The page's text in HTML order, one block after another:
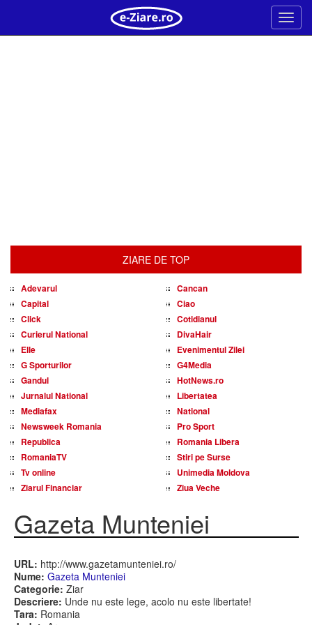
Meniu
ZIARE DE TOP
Adevarul
Cancan
Capital
Ciao
Click
Cotidianul
Curierul National
DivaHair
Elle
Evenimentul Zilei
G Sporturilor
G4Media
Gandul
HotNews.ro
Jurnalul National
Libertatea
Mediafax
National
Newsweek Romania
Pro Sport
Republica
Romania Libera
RomaniaTV
Stiri pe Surse
Tv online
Unimedia Moldova
Ziarul Financiar
Ziua Veche
Gazeta Munteniei
URL: http://www.gazetamunteniei.ro/
Nume: Gazeta Munteniei
Categorie: Ziar
Descriere: Unde nu este lege, acolo nu este libertate!
Tara: Romania